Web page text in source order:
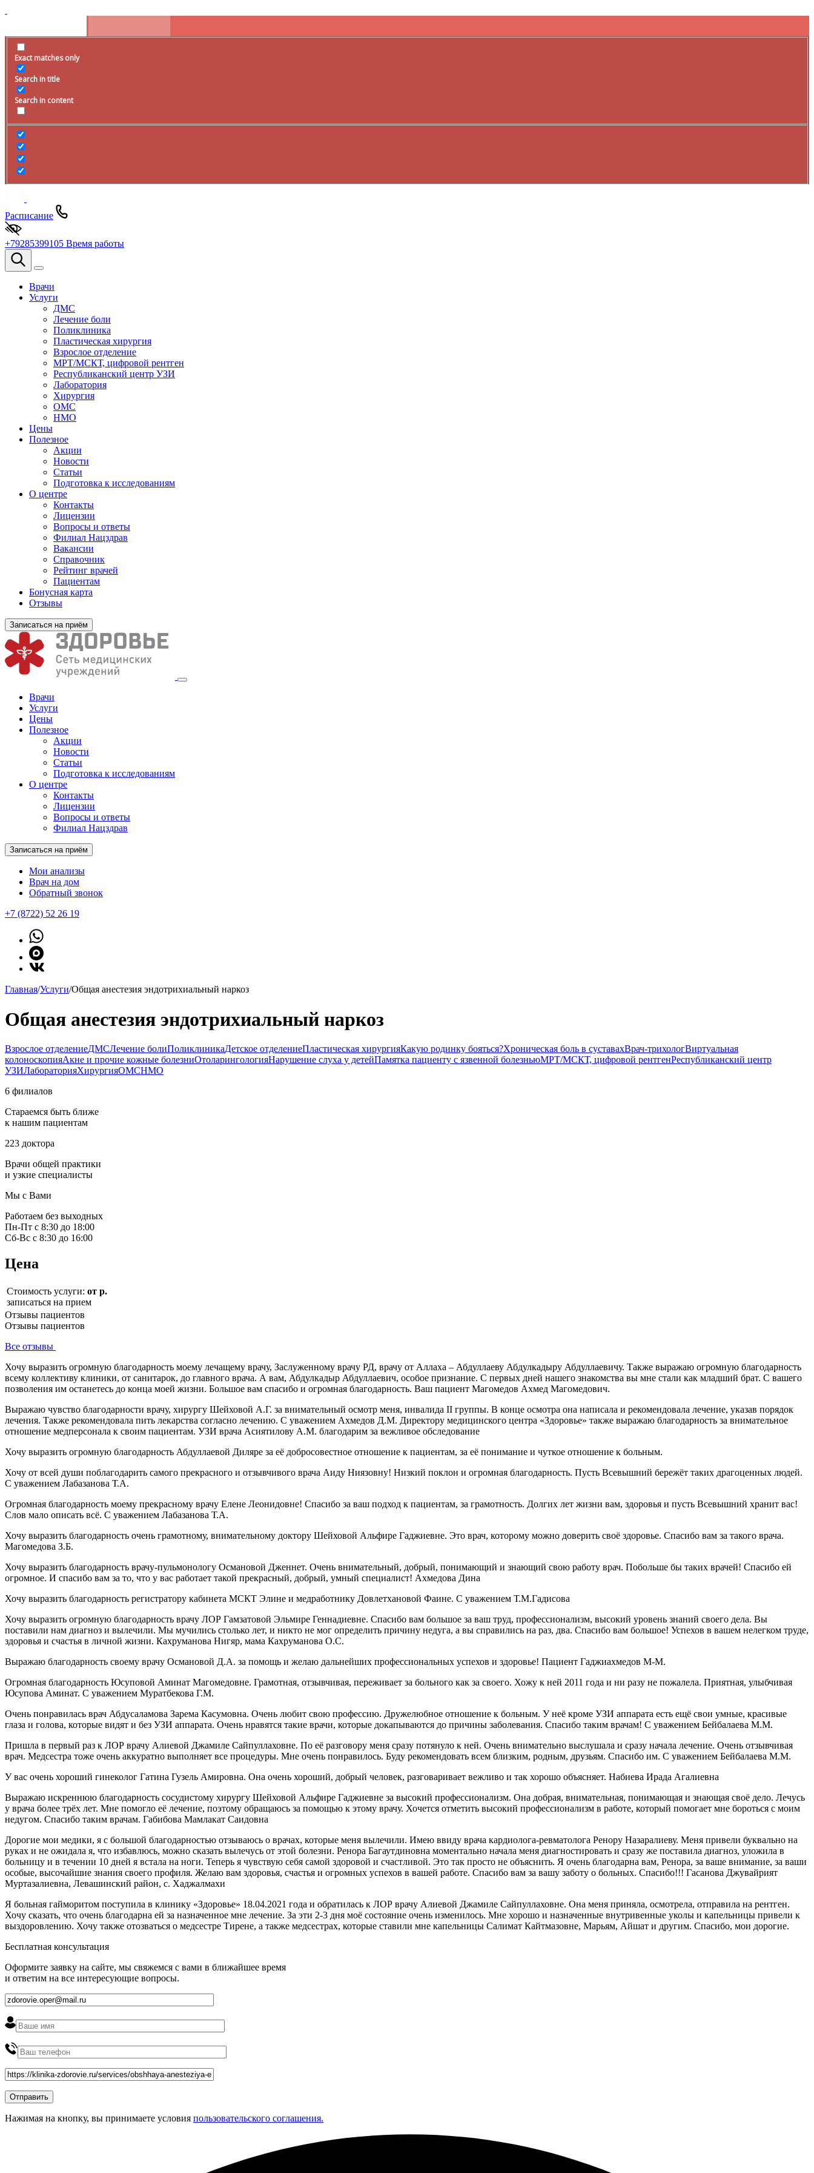
Exact matches only
Search in title
Search in content
Расписание
+79285399105 Время работы
Врачи
Услуги
ДМС
Лечение боли
Поликлиника
Пластическая хирургия
Взрослое отделение
МРТ/МСКТ, цифровой рентген
Республиканский центр УЗИ
Лаборатория
Хирургия
ОМС
НМО
Цены
Полезное
Акции
Новости
Статьи
Подготовка к исследованиям
О центре
Контакты
Лицензии
Вопросы и ответы
Филиал Нацздрав
Вакансии
Справочник
Рейтинг врачей
Пациентам
Бонусная карта
Отзывы
Записаться на приём
Врачи
Услуги
Цены
Полезное
Акции
Новости
Статьи
Подготовка к исследованиям
О центре
Контакты
Лицензии
Вопросы и ответы
Филиал Нацздрав
Записаться на приём
Мои анализы
Врач на дом
Обратный звонок
+7 (8722) 52 26 19
Главная/Услуги/Общая анестезия эндотрихиальный наркоз
Общая анестезия эндотрихиальный наркоз
Взрослое отделениеДМСЛечение болиПоликлиникаДетское отделениеПластическая хирургияКакую родинку бояться?Хроническая боль в суставахВрач-трихологВиртуальная
колоноскопияАкне и прочие кожные болезниОтоларингологияНарушение слуха у детейПамятка пациенту с язвенной болезньюМРТ/МСКТ, цифровой рентгенРеспубликанский центр
УЗИЛабораторияХирургияОМСНМО
6 филиалов
Стараемся быть ближе
к нашим пациентам
223 доктора
Врачи общей практики
и узкие специалисты
Мы с Вами
Работаем без выходных
Пн-Пт с 8:30 до 18:00
Сб-Вс с 8:30 до 16:00
Цена
Стоимость услуги: от р.
записаться на прием
Отзывы пациентов
Отзывы пациентов
Все отзывы
Хочу выразить огромную благодарность моему лечащему врачу, Заслуженному врачу РД, врачу от Аллаха – Абдуллаеву Абдулкадыру Абдуллаевичу. Также выражаю огромную благодарность
всему коллективу клиники, от санитарок, до главного врача. А вам, Абдулкадыр Абдуллаевич, особое признание. С первых дней нашего знакомства вы мне стали как младший брат. С вашего
позволения им останетесь до конца моей жизни. Большое вам спасибо и огромная благодарность. Ваш пациент Магомедов Ахмед Магомедович.
Выражаю чувство благодарности врачу, хирургу Шейховой А.Г. за внимательный осмотр меня, инвалида II группы. В конце осмотра она написала и рекомендовала лечение, указав порядок
лечения. Также рекомендовала пить лекарства согласно лечению. С уважением Ахмедов Д.М. Директору медицинского центра «Здоровье» также выражаю благодарность за внимательное
отношение медперсонала к своим пациентам. УЗИ врача Асиятилову А.М. благодарим за вежливое обследование
Хочу выразить огромную благодарность Абдуллаевой Диляре за её добросовестное отношение к пациентам, за её понимание и чуткое отношение к больным.
Хочу от всей души поблагодарить самого прекрасного и отзывчивого врача Аиду Ниязовну! Низкий поклон и огромная благодарность. Пусть Всевышний бережёт таких драгоценных людей.
С уважением Лабазанова Т.А.
Огромная благодарность моему прекрасному врачу Елене Леонидовне! Спасибо за ваш подход к пациентам, за грамотность. Долгих лет жизни вам, здоровья и пусть Всевышний хранит вас!
Слов мало описать всё. С уважением Лабазанова Т.А.
Хочу выразить благодарность очень грамотному, внимательному доктору Шейховой Альфире Гаджиевне. Это врач, которому можно доверить своё здоровье. Спасибо вам за такого врача.
Магомедова З.Б.
Хочу выразить благодарность врачу-пульмонологу Османовой Дженнет. Очень внимательный, добрый, понимающий и знающий свою работу врач. Побольше бы таких врачей! Спасибо ей
огромное. И спасибо вам за то, что у вас работает такой прекрасный, добрый, умный специалист! Ахмедова Дина
Хочу выразить благодарность регистратору кабинета МСКТ Элине и медработнику Довлетхановой Фаине. С уважением Т.М.Гадисова
Хочу выразить огромную благодарность врачу ЛОР Гамзатовой Эльмире Геннадиевне. Спасибо вам большое за ваш труд, профессионализм, высокий уровень знаний своего дела. Вы
поставили нам диагноз и вылечили. Мы мучились столько лет, и никто не мог определить причину недуга, а вы справились на раз, два. Спасибо вам большое! Успехов в вашем нелегком труде,
здоровья и счастья в личной жизни. Кахруманова Нигяр, мама Кахруманова О.С.
Выражаю благодарность своему врачу Османовой Д.А. за помощь и желаю дальнейших профессиональных успехов и здоровье! Пациент Гаджиахмедов М-М.
Огромная благодарность Юсуповой Аминат Магомедовне. Грамотная, отзывчивая, переживает за больного как за своего. Хожу к ней 2011 года и ни разу не пожалела. Приятная, улыбчивая
Юсупова Аминат. С уважением Муратбекова Г.М.
Очень понравилась врач Абдусаламова Зарема Касумовна. Очень любит свою профессию. Дружелюбное отношение к больным. У неё кроме УЗИ аппарата есть ещё свои умные, красивые
глаза и голова, которые видят и без УЗИ аппарата. Очень нравятся такие врачи, которые докапываются до причины заболевания. Спасибо таким врачам! С уважением Бейбалаева М.М.
Пришла в первый раз к ЛОР врачу Алиевой Джамиле Сайпуллаховне. По её разговору меня сразу потянуло к ней. Очень внимательно выслушала и сразу начала лечение. Очень отзывчивая
врач. Медсестра тоже очень аккуратно выполняет все процедуры. Мне очень понравилось. Буду рекомендовать всем близким, родным, друзьям. Спасибо им. С уважением Бейбалаева М.М.
У вас очень хороший гинеколог Гатина Гузель Амировна. Она очень хороший, добрый человек, разговаривает вежливо и так хорошо объясняет. Набиева Ирада Агалиевна
Выражаю искреннюю благодарность сосудистому хирургу Шейховой Альфире Гаджиевне за высокий профессионализм. Она добрая, внимательная, понимающая и знающая своё дело. Лечусь
у врача более трёх лет. Мне помогло её лечение, поэтому обращаюсь за помощью к этому врачу. Хочется отметить высокий профессионализм в работе, который помогает мне бороться с моим
недугом. Спасибо таким врачам. Габибова Мамлакат Саидовна
Дорогие мои медики, я с большой благодарностью отзываюсь о врачах, которые меня вылечили. Имею ввиду врача кардиолога-ревматолога Ренору Назаралиеву. Меня привели буквально на
руках и не ожидала я, что избавлюсь, можно сказать вылечусь от этой болезни. Ренора Багаутдиновна моментально начала меня диагностировать и сразу же поставила диагноз, уложила в
больницу и в течении 10 дней я встала на ноги. Теперь я чувствую себя самой здоровой и счастливой. Это так просто не объяснить. Я очень благодарна вам, Ренора, за ваше внимание, за ваши
особые, высочайшие знания своего профиля. Желаю вам здоровья, счастья и огромных успехов в вашей работе. Спасибо вам за вашу заботу о больных. Спасибо!!! Гасанова Джувайрият
Муртазалиевна, Левашинский район, с. Хаджалмахи
Я больная гайморитом поступила в клинику «Здоровье» 18.04.2021 года и обратилась к ЛОР врачу Алиевой Джамиле Сайпуллаховне. Она меня приняла, осмотрела, отправила на рентген.
Хочу сказать, что очень благодарна ей за назначенное мне лечение. За эти 2-3 дня моё состояние очень изменилось. Мне хорошо и назначенные внутривенные уколы и капельницы привели к
выздоровлению. Хочу также отозваться о медсестре Тирене, а также медсестрах, которые ставили мне капельницы Салимат Кайтмазовне, Марьям, Айшат и другим. Спасибо, мои дорогие.
Бесплатная консультация
Оформите заявку на сайте, мы свяжемся с вами в ближайшее время
и ответим на все интересующие вопросы.
Нажимая на кнопку, вы принимаете условия пользовательского соглашения.